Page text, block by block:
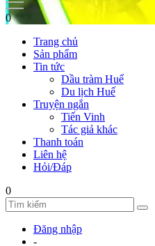
0
Trang chủ
Sản phẩm
Tin tức
Dầu tràm Huế
Du lịch Huế
Truyện ngắn
Tiến Vinh
Tác giả khác
Thanh toán
Liên hệ
Hỏi/Đáp
0
Đăng nhập
-